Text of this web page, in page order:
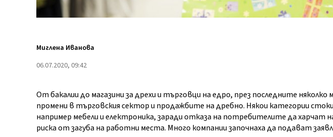
Миглена Иванова
06.07.2020, 09:42
От бакалии до магазини за дрехи и търговци на едро, през последните
промени в търговския сектор и продажбите на дребно. Някои категории стоки
например мебели и електроника, заради отказа на потребителите да харчат
риска от загуба на работни места. Много компании започнаха да подават